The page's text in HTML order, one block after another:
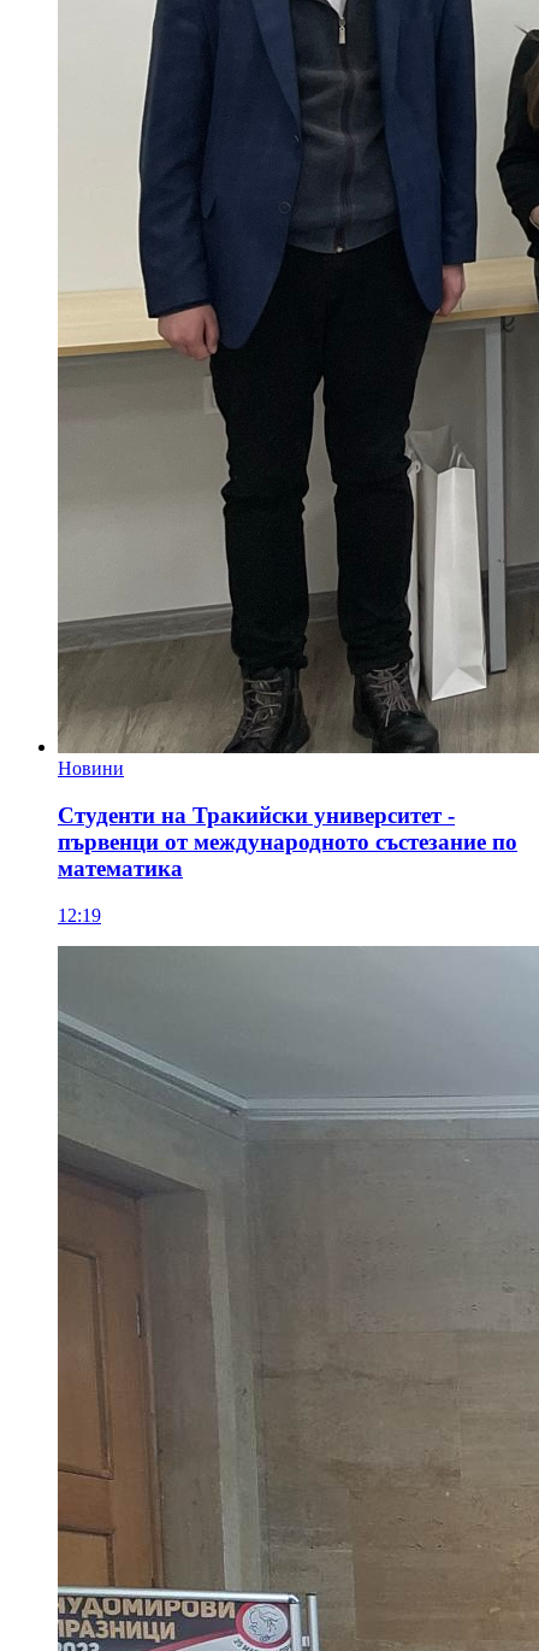
Новини
Студенти на Тракийски университет -
първенци от международното състезание по
математика
12:19